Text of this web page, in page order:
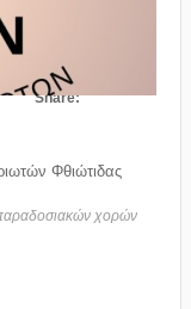
Share:
Φθιώτιδας
χορών